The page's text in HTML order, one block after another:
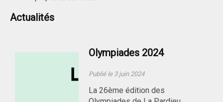
Actualités
Olympiades 2024
Publié le 3 juin 2024
La 26ème édition des